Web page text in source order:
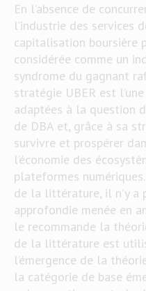
En l’absence de
l’industrie des services
capitalisation boursière
considérée comme un
syndrome du gagnant
stratégie UBER est
adaptées à la question
de DBA et, grâce à sa
survivre et prospérer
l’économie des
plateformes
de la littérature, il n’y a
approfondie menée en
le recommande la
de la littérature est
l’émergence de la
la catégorie de base